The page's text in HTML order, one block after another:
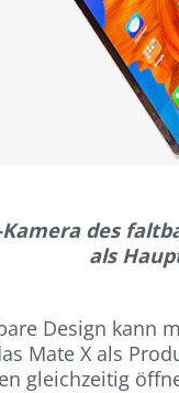
des
als
Design kann
Mate X als
gleichzeitig